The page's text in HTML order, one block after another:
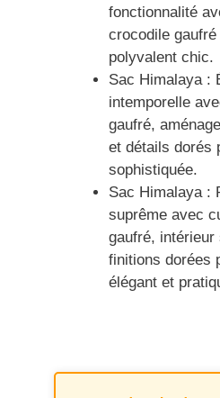
fonctionnalité
crocodile
polyvalent chic.
Sac Himalaya :
intemporelle
gaufré,
et détails dorés
sophistiquée.
Sac Himalaya :
suprême avec
gaufré, intérieur
finitions dorées
élégant et